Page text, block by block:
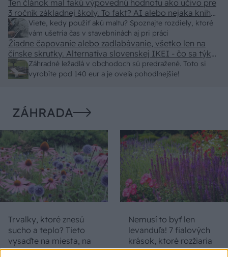
Viete, kedy použiť akú maltu? Spoznajte rozdiely, ktoré
vám ušetria čas v stavebninách aj pri práci
Ten článok mal takú výpovednú hodnotu ako učivo pre
3 ročník základnej školy. To fakt? AI alebo nejaka kniha
z VŠ? Dnešné rychlotvrdnuce malty - pevnosť 40 Mpa a
doba schnutia tak 15 minut , k tomu vodotesné s
kryštálikou. A rozdiel - schnutie a zretie. Nič?
Záhradné ležadlá v obchodoch sú predražené. Toto si
vyrobíte pod 140 eur a je oveľa pohodlnejšie!
Žiadne čapovanie alebo zadlabávanie, všetko len na
čínske skrutky. Alternatíva slovenskej IKEI - čo sa týka
pevnosti. Autor si nedal veľa námahy s remeselným
spracovaním, škoda. No lepšie než ten odpad z DTD
ZÁHRADA
Trvalky, ktoré znesú
sucho a teplo? Tieto
vysaďte na miesta, na
ktoré slnko svieti celý
Nemusí to byť len
levanduľa! 7 fialových
krások, ktoré rozžiaria
vašu záhradu